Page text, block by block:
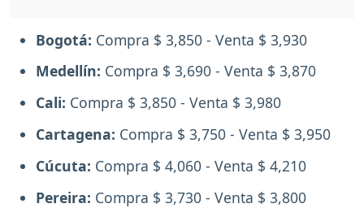
Bogotá: Compra $ 3,850 - Venta $ 3,930
Medellín: Compra $ 3,690 - Venta $ 3,870
Cali: Compra $ 3,850 - Venta $ 3,980
Cartagena: Compra $ 3,750 - Venta $ 3,950
Cúcuta: Compra $ 4,060 - Venta $ 4,210
Pereira: Compra $ 3,730 - Venta $ 3,800